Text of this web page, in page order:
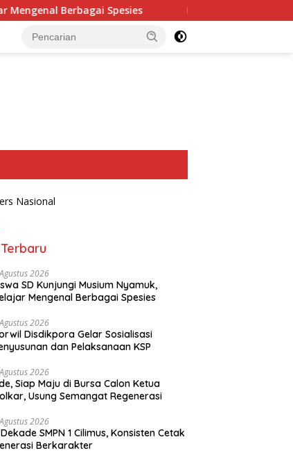
Spesies Korwil Disdikpora Gelar Sosialisasi
2026
SD Kunjungi Musium Nyamuk,
Mengenal Berbagai Spesies
2026
Disdikpora Gelar Sosialisasi
dan Pelaksanaan KSP
2026
Siap Maju di Bursa Calon Ketua
Usung Semangat Regenerasi
2026
SMPN 1 Cilimus, Konsisten Cetak
Berkarakter